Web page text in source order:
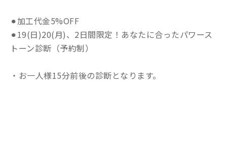
⚫︎加工代金5%OFF
⚫︎19(日)20(月)、2日間限定！あなたに合ったパワース
トーン診断（予約制）
・お一人様15分前後の診断となります。